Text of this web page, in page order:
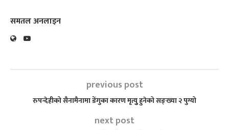
समतल अनलाइन
previous post
रुपन्देहीको सैनामैनामा डेंगुका कारण मृत्युु हुनेको सङ्ख्या २ पुग्यो
next post